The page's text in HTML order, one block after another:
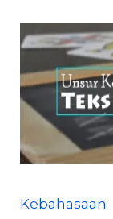
Kebahasaan